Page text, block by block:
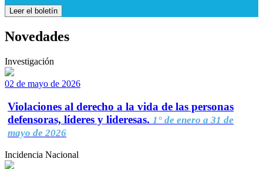
Leer el boletín
Novedades
Investigación
02 de mayo de 2026
Violaciones al derecho a la vida de las personas
defensoras, líderes y lideresas. 1° de enero a 31 de
mayo de 2026
Incidencia Nacional